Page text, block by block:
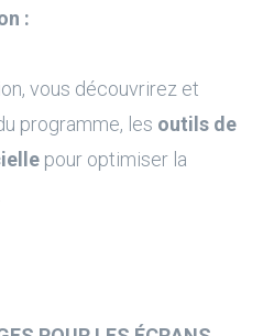
:
vous découvrirez et
programme, les outils de
pour optimiser la